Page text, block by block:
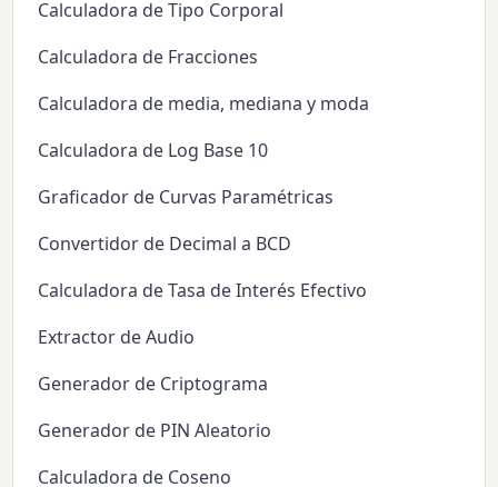
Calculadora de Tipo Corporal
Calculadora de Fracciones
Calculadora de media, mediana y moda
Calculadora de Log Base 10
Graficador de Curvas Paramétricas
Convertidor de Decimal a BCD
Calculadora de Tasa de Interés Efectivo
Extractor de Audio
Generador de Criptograma
Generador de PIN Aleatorio
Calculadora de Coseno